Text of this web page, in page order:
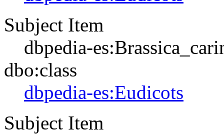
Subject Item
dbpedia-
dbo:class
dbpedia-es:Eudicots
Subject Item